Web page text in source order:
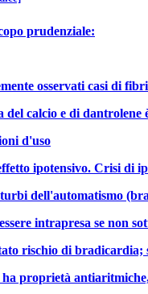
prudenziale:
osservati casi di
del calcio e di dantrolene
d'uso
ipotensivo. Crisi di
dell'automatismo
intrapresa se
rischio di bradicardia;
proprietà